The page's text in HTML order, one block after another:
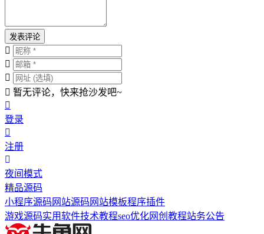
发表评论
暂无评论，快来抢沙发吧~
登录
注册
夜间模式
精品源码
小程序源码 网站源码 网站模板程序插件
游戏源码实用软件技术教程seo优化网创教程站务公告